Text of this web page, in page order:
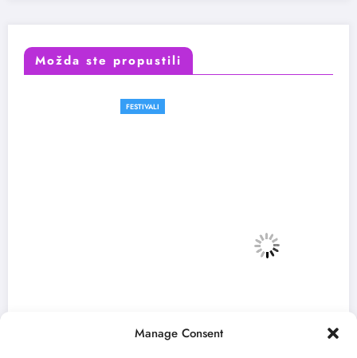
Manage Consent
Možda ste propustili